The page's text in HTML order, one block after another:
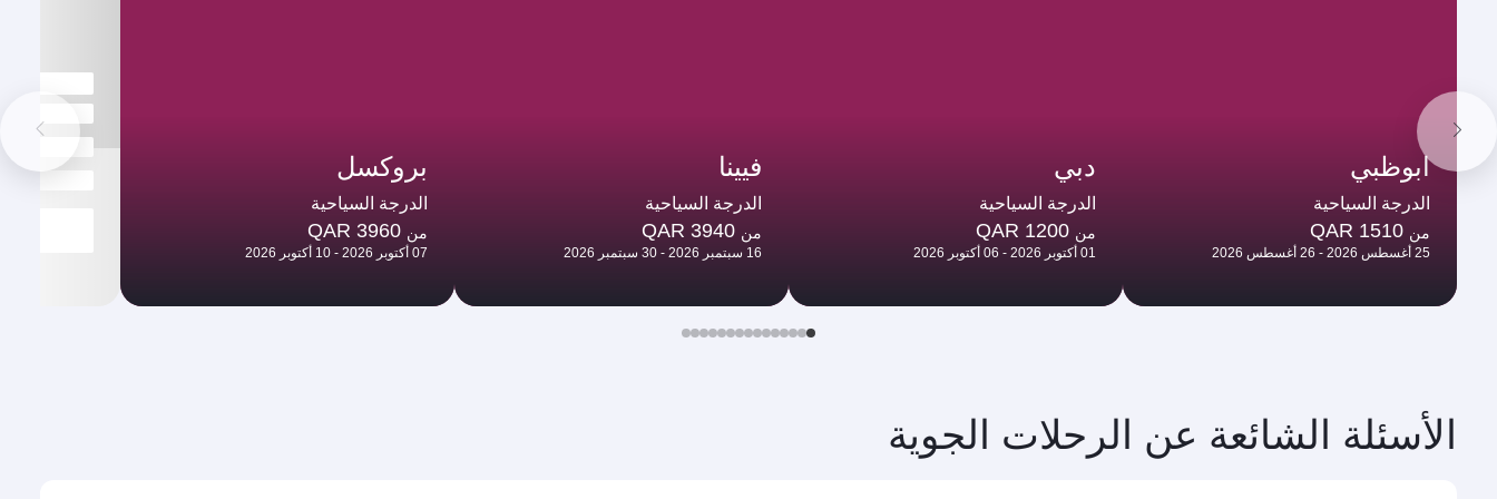
ابوظبي
الدرجة السياحية
من QAR 1510
25 أغسطس 2026 - 26 أغسطس 2026
دبي
الدرجة السياحية
من QAR 1200
01 أكتوبر 2026 - 06 أكتوبر 2026
فيينا
الدرجة السياحية
من QAR 3940
16 سبتمبر 2026 - 30 سبتمبر 2026
بروكسل
الدرجة السياحية
من QAR 3960
07 أكتوبر 2026 - 10 أكتوبر 2026
الأسئلة الشائعة عن الرحلات الجوية